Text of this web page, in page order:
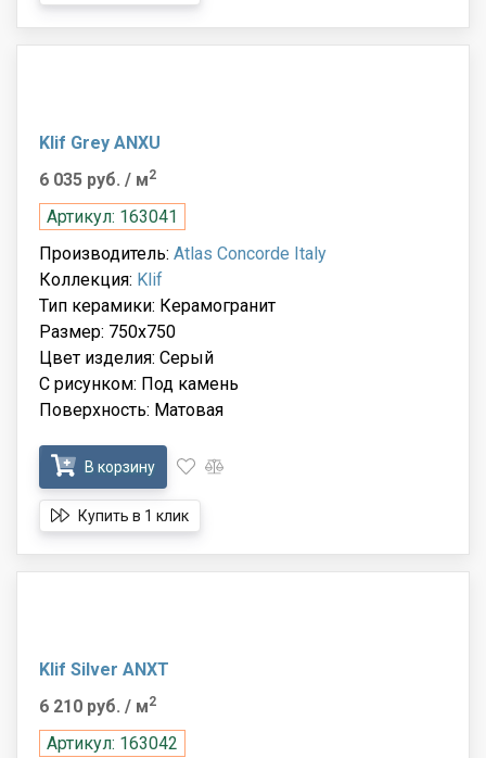
Klif Grey ANXU
6 035 руб. / м2
Артикул: 163041
Производитель: Atlas Concorde Italy
Коллекция: Klif
Тип керамики: Керамогранит
Размер: 750x750
Цвет изделия: Серый
С рисунком: Под камень
Поверхность: Матовая
В корзину
Купить в 1 клик
Klif Silver ANXT
6 210 руб. / м2
Артикул: 163042